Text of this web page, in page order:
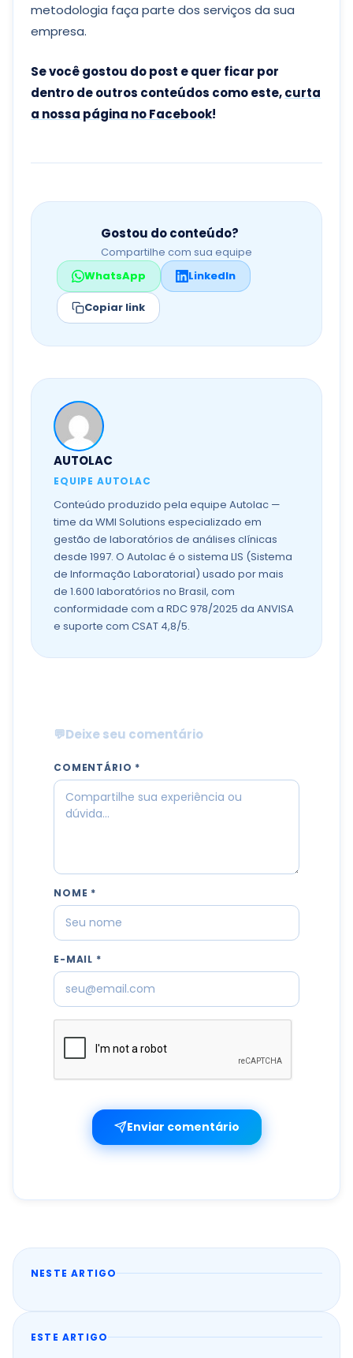
metodologia faça parte dos serviços da sua
empresa.
Se você gostou do post e quer ficar por
dentro de outros conteúdos como este,curta
a nossa página no Facebook!
Gostou do conteúdo?
Compartilhe com sua equipe
WhatsApp
LinkedIn
Copiar link
AUTOLAC
EQUIPE AUTOLAC
Conteúdo produzido pela equipe Autolac —
time da WMI Solutions especializado em
gestão de laboratórios de análises clínicas
desde 1997. O Autolac é o sistema LIS (Sistema
de Informação Laboratorial) usado por mais
de 1.600 laboratórios no Brasil, com
conformidade com a RDC 978/2025 da ANVISA
e suporte com CSAT 4,8/5.
💬Deixe seu comentário
COMENTÁRIO *
NOME *
E-MAIL *
Enviar comentário
NESTE ARTIGO
ESTE ARTIGO